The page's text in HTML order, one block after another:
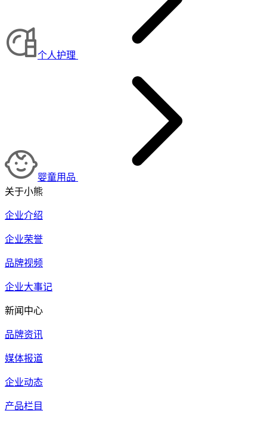
个人护理
婴童用品
关于小熊
企业介绍
企业荣誉
品牌视频
企业大事记
新闻中心
品牌资讯
媒体报道
企业动态
产品栏目